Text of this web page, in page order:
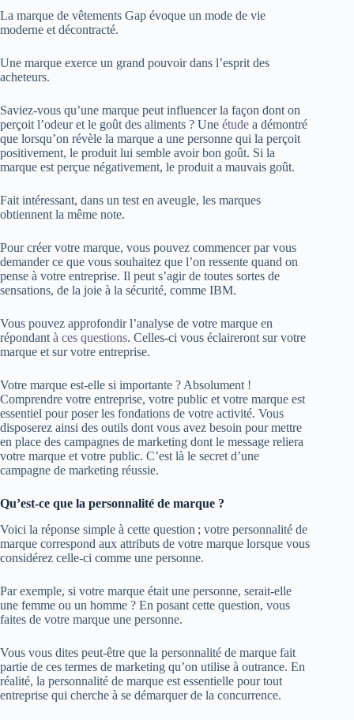
La marque de vêtements Gap évoque un mode de vie
moderne et décontracté.
Une marque exerce un grand pouvoir dans l’esprit des
acheteurs.
Saviez-vous qu’une marque peut influencer la façon dont on
perçoit l’odeur et le goût des aliments ? Une étude a démontré
que lorsqu’on révèle la marque a une personne qui la perçoit
positivement, le produit lui semble avoir bon goût. Si la
marque est perçue négativement, le produit a mauvais goût.
Fait intéressant, dans un test en aveugle, les marques
obtiennent la même note.
Pour créer votre marque, vous pouvez commencer par vous
demander ce que vous souhaitez que l’on ressente quand on
pense à votre entreprise. Il peut s’agir de toutes sortes de
sensations, de la joie à la sécurité, comme IBM.
Vous pouvez approfondir l’analyse de votre marque en
répondant à ces questions. Celles-ci vous éclaireront sur votre
marque et sur votre entreprise.
Votre marque est-elle si importante ? Absolument !
Comprendre votre entreprise, votre public et votre marque est
essentiel pour poser les fondations de votre activité. Vous
disposerez ainsi des outils dont vous avez besoin pour mettre
en place des campagnes de marketing dont le message reliera
votre marque et votre public. C’est là le secret d’une
campagne de marketing réussie.
Qu’est-ce que la personnalité de marque ?
Voici la réponse simple à cette question ; votre personnalité de
marque correspond aux attributs de votre marque lorsque vous
considérez celle-ci comme une personne.
Par exemple, si votre marque était une personne, serait-elle
une femme ou un homme ? En posant cette question, vous
faites de votre marque une personne.
Vous vous dites peut-être que la personnalité de marque fait
partie de ces termes de marketing qu’on utilise à outrance. En
réalité, la personnalité de marque est essentielle pour tout
entreprise qui cherche à se démarquer de la concurrence.